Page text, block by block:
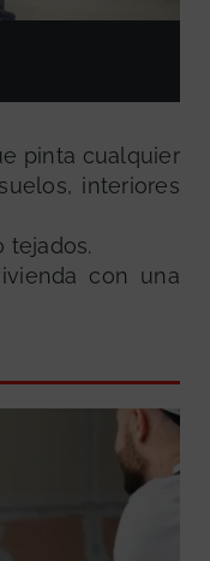
pinta cualquier
interiores
tejados.
con una